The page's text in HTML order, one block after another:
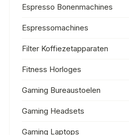
Espresso Bonenmachines
Espressomachines
Filter Koffiezetapparaten
Fitness Horloges
Gaming Bureaustoelen
Gaming Headsets
Gaming Laptops